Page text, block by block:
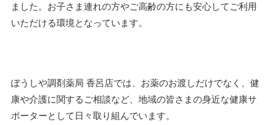
ました。 お子さま連れの方やご高齢の方にも安心してご利用
いただける環境となっています。
ぼうしや調剤薬局 香呂店では、お薬のお渡しだけでなく、 健
康や介護に関するご相談など、 地域の皆さまの身近な健康サ
ポーターとして日々取り組んでいます。